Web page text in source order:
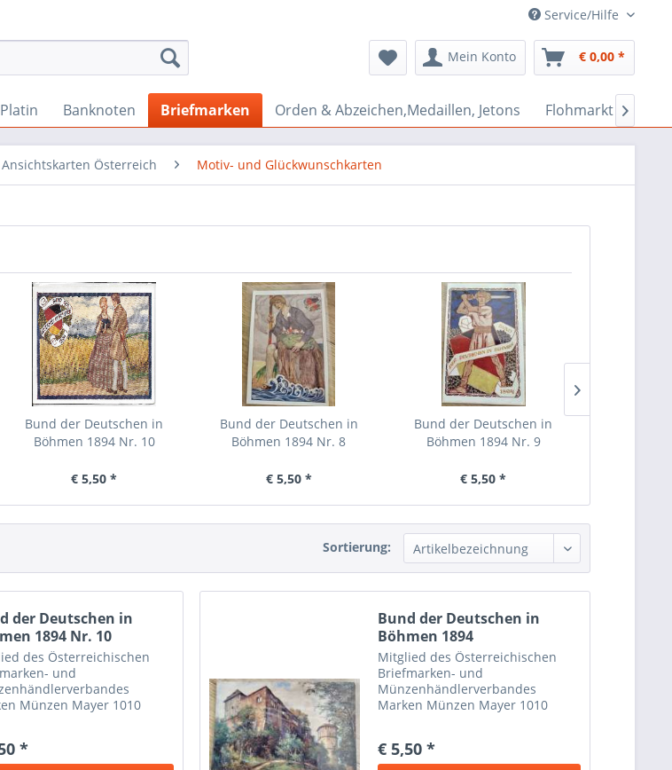
Service/Hilfe
Mein Konto € 0,00 *
Banknoten Briefmarken Orden & Abzeichen,Medaillen, Jetons Flohmarkt Bazar

Ansichtskarten Österreich Motiv- und Glückwunschkarten
Bund der Deutschen in
Böhmen 1894 Nr. 10
€ 5,50 *
Bund der Deutschen in
Böhmen 1894 Nr. 8
€ 5,50 *
Bund der Deutschen in
Böhmen 1894 Nr. 9
€ 5,50 *
Sortierung:
der Deutschen in
1894 Nr. 10
des Österreichischen
und
Münzen Mayer 1010
*
Bund der Deutschen in
Böhmen 1894
Mitglied des Österreichischen
Briefmarken- und
Münzenhändlerverbandes
Marken Münzen Mayer 1010
€ 5,50 *